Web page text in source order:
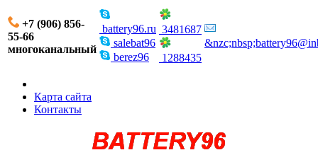
+7 (906) 856-
55-66
многоканальный
battery96.ru
salebat96
berez96
3481687
1288435
Карта сайта
Контакты